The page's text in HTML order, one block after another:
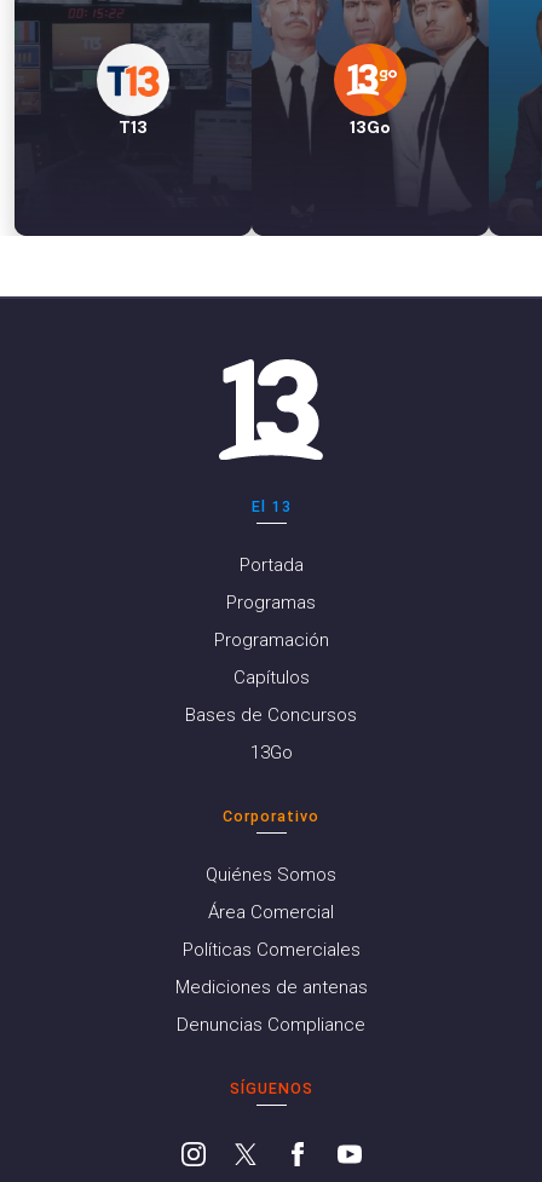
T13 13Go
El 13
Portada
Programas
Programación
Capítulos
Bases de Concursos
13Go
Corporativo
Quiénes Somos
Área Comercial
Políticas Comerciales
Mediciones de antenas
Denuncias Compliance
SÍGUENOS